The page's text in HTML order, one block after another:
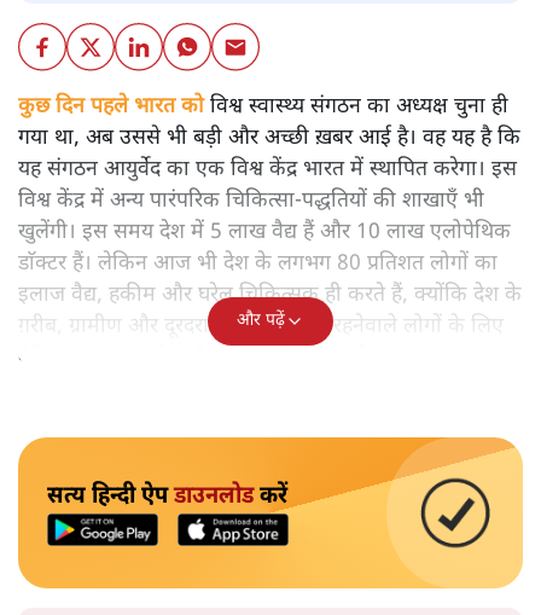
कुछ दिन पहले भारत कोविश्व स्वास्थ्य संगठन का अध्यक्ष चुना ही
गया था, अब उससे भी बड़ी और अच्छी ख़बर आई है। वह यह है कि
यह संगठन आयुर्वेद का एक विश्व केंद्र भारत में स्थापित करेगा। इस
विश्व केंद्र में अन्य पारंपरिक चिकित्सा-पद्धतियों की शाखाएँ भी
खुलेंगी। इस समय देश में 5 लाख वैद्य हैं और 10 लाख एलोपेथिक
डाॅक्टर हैं। लेकिन आज भी देश के लगभग 80 प्रतिशत लोगों का
इलाज वैद्य, हकीम और घरेलू चिकित्सक ही करते हैं, क्योंकि देश के
ग़रीब, ग्रामीण और दूरदराज के इलाक़ों में रहनेवाले लोगों के लिए
मेडिकल इलाज दुर्लभ और बहुत महंगा पड़ता है।
और पढ़ें
सत्य हिन्दी ऐपडाउनलोडकरें